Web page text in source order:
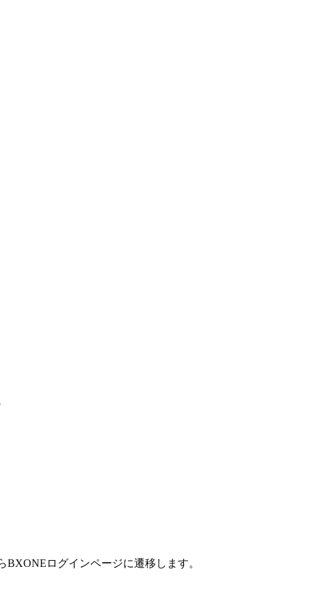
ログインページに遷移します。